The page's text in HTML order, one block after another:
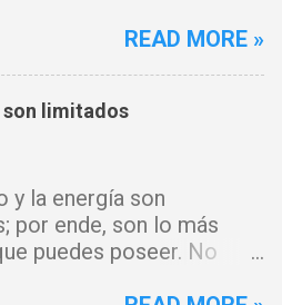
haya entrado la maldad.
guerreros cuiden
que el fuego del Espíritu
Por el poder del Cordero
cadenas, destruyo
anulo toda palabra de
READ MORE »
son limitados
y la energía son
por ende, son lo más
puedes poseer. No